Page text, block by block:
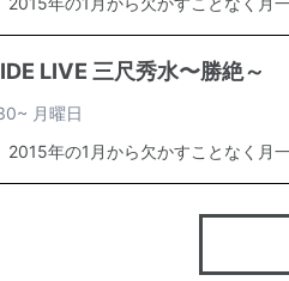
LIVE 三尺秀水〜勝絶～
月曜日
年の1月から欠かすことなく月